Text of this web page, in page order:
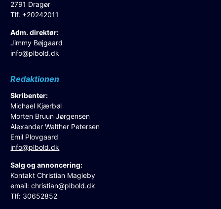
2791 Dragør
Tlf. +20242011
Adm. direktør:
Jimmy Bøjgaard
info@plbold.dk
Redaktionen
Skribenter:
Michael Kjærbøl
Morten Bruun Jørgensen
Alexander Walther Petersen
Emil Plovgaard
info@plbold.dk
Salg og annoncering:
Kontakt Christian Magleby
email:christian@plbold.dk
Tlf: 30652852